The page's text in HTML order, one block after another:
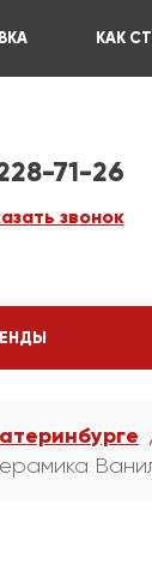
КАК
71-26
звонок